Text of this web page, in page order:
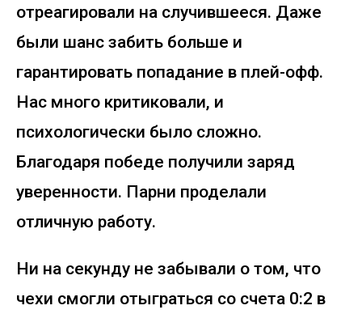
отреагировали на случившееся. Даже
были шанс забить больше и
гарантировать попадание в плей-офф.
Нас много критиковали, и
психологически было сложно.
Благодаря победе получили заряд
уверенности. Парни проделали
отличную работу.
Ни на секунду не забывали о том, что
чехи смогли отыграться со счета 0:2 в